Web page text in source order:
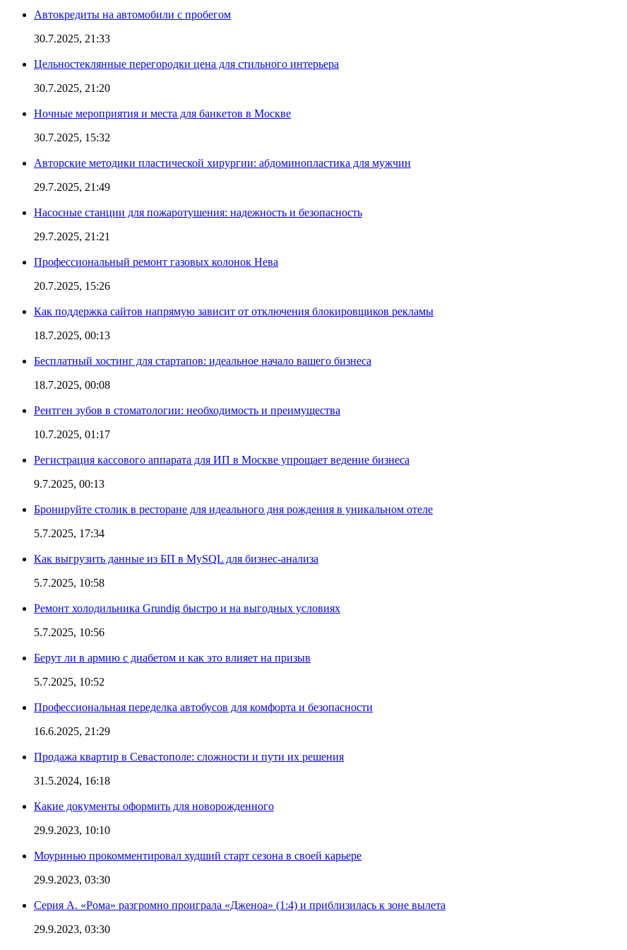
Автокредиты на автомобили с пробегом
30.7.2025, 21:33
Цельностеклянные перегородки цена для стильного интерьера
30.7.2025, 21:20
Ночные мероприятия и места для банкетов в Москве
30.7.2025, 15:32
Авторские методики пластической хирургии: абдоминопластика для мужчин
29.7.2025, 21:49
Насосные станции для пожаротушения: надежность и безопасность
29.7.2025, 21:21
Профессиональный ремонт газовых колонок Нева
20.7.2025, 15:26
Как поддержка сайтов напрямую зависит от отключения блокировщиков рекламы
18.7.2025, 00:13
Бесплатный хостинг для стартапов: идеальное начало вашего бизнеса
18.7.2025, 00:08
Рентген зубов в стоматологии: необходимость и преимущества
10.7.2025, 01:17
Регистрация кассового аппарата для ИП в Москве упрощает ведение бизнеса
9.7.2025, 00:13
Бронируйте столик в ресторане для идеального дня рождения в уникальном отеле
5.7.2025, 17:34
Как выгрузить данные из БП в MySQL для бизнес-анализа
5.7.2025, 10:58
Ремонт холодильника Grundig быстро и на выгодных условиях
5.7.2025, 10:56
Берут ли в армию с диабетом и как это влияет на призыв
5.7.2025, 10:52
Профессиональная переделка автобусов для комфорта и безопасности
16.6.2025, 21:29
Продажа квартир в Севастополе: сложности и пути их решения
31.5.2024, 16:18
Какие документы оформить для новорожденного
29.9.2023, 10:10
Моуринью прокомментировал худший старт сезона в своей карьере
29.9.2023, 03:30
Серия А. «Рома» разгромно проиграла «Дженоа» (1:4) и приблизилась к зоне вылета
29.9.2023, 03:30